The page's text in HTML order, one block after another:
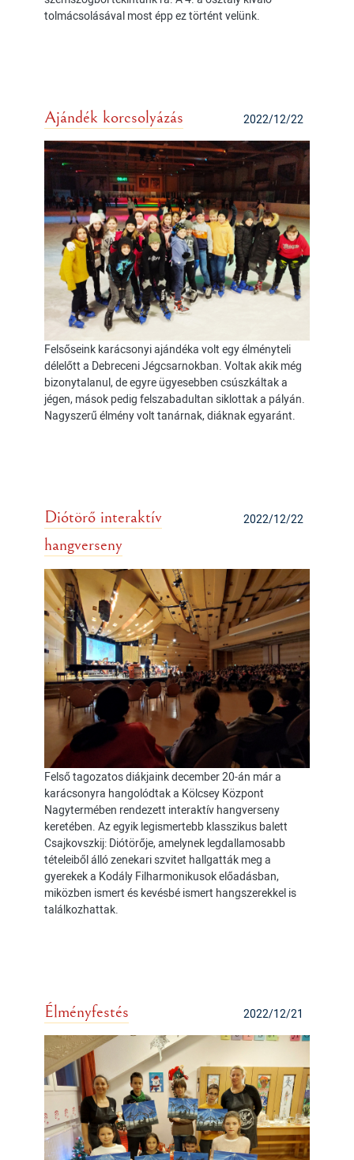
tolmácsolásával most épp ez történt velünk.
2022/12/22
Ajándék korcsolyázás
Felsőseink karácsonyi ajándéka volt egy élményteli
délelőtt a Debreceni Jégcsarnokban. Voltak akik még
bizonytalanul, de egyre ügyesebben csúszkáltak a
jégen, mások pedig felszabadultan siklottak a pályán.
Nagyszerű élmény volt tanárnak, diáknak egyaránt.
2022/12/22
Diótörő interaktív
hangverseny
Felső tagozatos diákjaink december 20-án már a
karácsonyra hangolódtak a Kölcsey Központ
Nagytermében rendezett interaktív hangverseny
keretében. Az egyik legismertebb klasszikus balett
Csajkovszkij: Diótörője, amelynek legdallamosabb
tételeiből álló zenekari szvitet hallgatták meg a
gyerekek a Kodály Filharmonikusok előadásban,
miközben ismert és kevésbé ismert hangszerekkel is
találkozhattak.
2022/12/21
Élményfestés